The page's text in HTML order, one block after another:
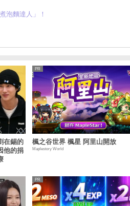
泡麵達人」！
在錫的
他的捐
楓之谷世界 楓星 阿里山開放
Maplestory World